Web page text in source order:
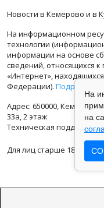
Новости в Кемерово и в
На информационном
технологии
информации на основе
сведений, относящихся
«Интернет»,
Федерации). Подробная
Адрес: 650000,
33а, 2 этаж
Техническая поддержка:
Для лиц старше 18 лет.
На
на